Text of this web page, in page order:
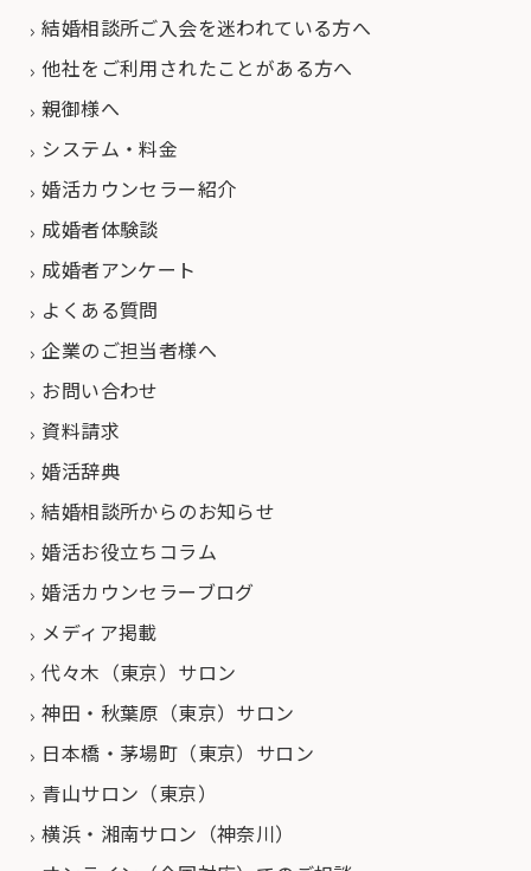
結婚相談所ご入会を迷われている方へ
他社をご利用されたことがある方へ
親御様へ
システム・料金
婚活カウンセラー紹介
成婚者体験談
成婚者アンケート
よくある質問
企業のご担当者様へ
お問い合わせ
資料請求
婚活辞典
結婚相談所からのお知らせ
婚活お役立ちコラム
婚活カウンセラーブログ
メディア掲載
代々木（東京）サロン
神田・秋葉原（東京）サロン
日本橋・茅場町（東京）サロン
青山サロン（東京）
横浜・湘南サロン（神奈川）